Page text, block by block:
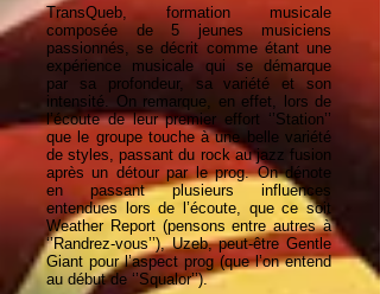
TransQueb, formation musicale
composée de 5 jeunes musiciens
passionnés, se décrit comme étant une
expérience musicale qui se démarque
par sa profondeur, sa variété et son
intensité. On remarque, en effet, lors de
l’écoute de leur premier effort ‘’Station’’
que le groupe touche à une belle variété
de styles, passant du rock au jazz fusion
après un détour par le prog. On dénote
en passant plusieurs influences
entendues lors de l’écoute, que ce soit
Weather Report (pensons entre autres à
‘’Randrez-vous’’), Uzeb, peut-être Gentle
Giant pour l’aspect prog (que l’on entend
au début de ‘’Squalor’’).